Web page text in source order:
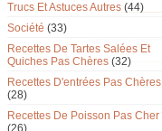
Trucs Et Astuces Autres (44)
Société (33)
Recettes De Tartes Salées Et
Quiches Pas Chères (32)
Recettes D'entrées Pas Chères
(28)
Recettes De Poisson Pas Cher
(26)